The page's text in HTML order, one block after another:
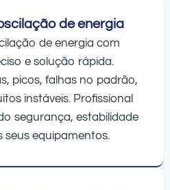
de energia
de energia com
e solução rápida.
picos, falhas no padrão,
instáveis. Profissional
segurança, estabilidade
seus equipamentos.